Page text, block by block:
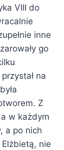
VIII do
inne
go
na
Z
w każdym
a po nich
nie